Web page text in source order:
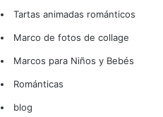
Tartas animadas románticos
Marco de fotos de collage
Marcos para Niños y Bebés
Románticas
blog